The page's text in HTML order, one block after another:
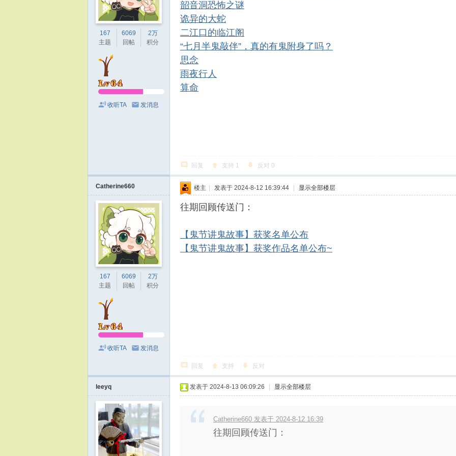
167
主题
6069
回帖
2万
积分
收听TA 发消息
韶音洞恐怖之谜
诡异的大蛇
二江口的临江阁
“七月半鬼敲伴”，真的有鬼附身了吗？
思念
雨夜行人
算命
回复 支持 1 反对 0
Catherine660
167
主题
6069
回帖
2万
积分
收听TA 发消息
楼主 | 发表于 2024-8-12 16:39:44 | 显示全部楼层
往期回顾传送门：
【鬼节讲鬼故事】获奖名单公布
【鬼节讲鬼故事】获奖作品名单公布~
回复 支持 反对
leeyq 发表于 2024-8-13 06:09:26 显示全部楼层
Catherine660 发表于 2024-8-12 16:39
往期回顾传送门：